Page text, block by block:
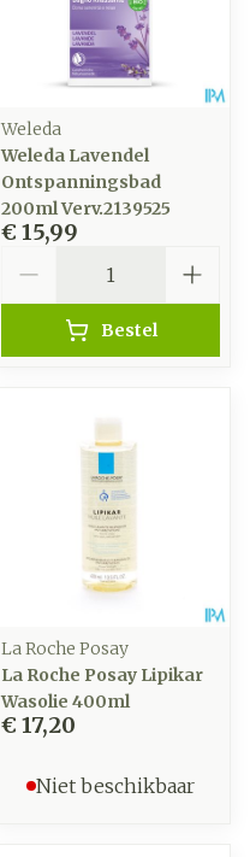
Weleda
Weleda Lavendel
Ontspanningsbad
200ml Verv.2139525
€ 15,99
Bestel
La Roche Posay
La Roche Posay Lipikar
Wasolie 400ml
€ 17,20
Niet beschikbaar